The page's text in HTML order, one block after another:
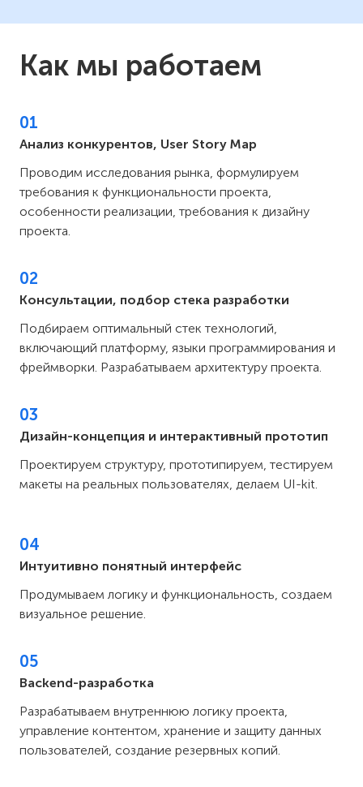
Как мы работаем
01
Анализ конкурентов, User Story Map
Проводим исследования рынка, формулируем
требования к функциональности проекта,
особенности реализации, требования к дизайну
проекта.
02
Консультации, подбор стека разработки
Подбираем оптимальный стек технологий,
включающий платформу, языки программирования и
фреймворки. Разрабатываем архитектуру проекта.
03
Дизайн-концепция и интерактивный прототип
Проектируем структуру, прототипируем, тестируем
макеты на реальных пользователях, делаем UI-kit.
04
Интуитивно понятный интерфейс
Продумываем логику и функциональность, создаем
визуальное решение.
05
Backend-разработка
Разрабатываем внутреннюю логику проекта,
управление контентом, хранение и защиту данных
пользователей, создание резервных копий.